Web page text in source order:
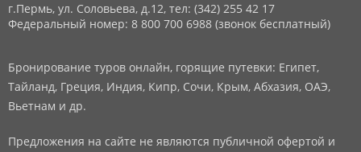
г.Пермь, ул. Соловьева, д.12, тел: (342) 255 42 17
Федеральный номер: 8 800 700 6988 (звонок бесплатный)
Бронирование туров онлайн, горящие путевки: Египет,
Тайланд, Греция, Индия, Кипр, Сочи, Крым, Абхазия, ОАЭ,
Вьетнам и др.
Предложения на сайте не являются публичной офертой и